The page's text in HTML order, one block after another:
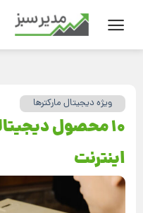
ویژه دیجیتال مارکترها
10 محصول
اینترنت